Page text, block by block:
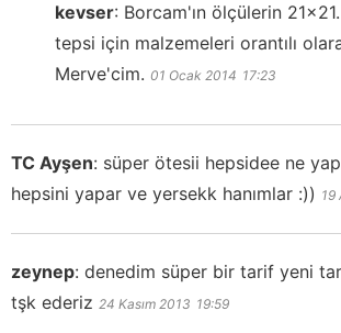
kevser: Borcam'ın ölçülerin
tepsi için malzemeleri orantılı
Merve'cim. 01 Ocak 2014 17:23
TC Ayşen: süper ötesii hepsidee ne
hepsini yapar ve yersekk hanımlar :)) 19
zeynep: denedim süper bir tarif yeni
tşk ederiz 24 Kasım 2013 19:59